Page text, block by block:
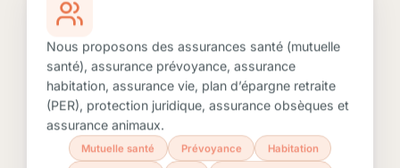
Nous proposons des assurances santé (mutuelle
santé), assurance prévoyance, assurance
habitation, assurance vie, plan d’épargne retraite
(PER), protection juridique, assurance obsèques et
assurance animaux.
Mutuelle santé Prévoyance Habitation